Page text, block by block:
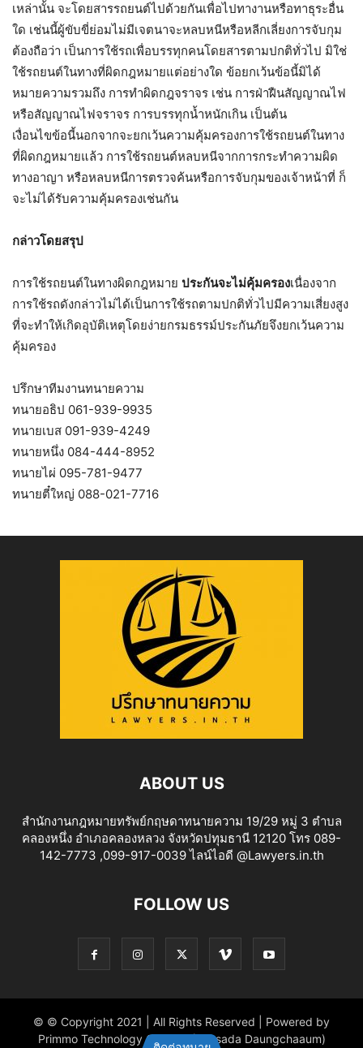
เหล่านั้น จะโดยสารรถยนต์ไปด้วยกันเพื่อไปทางานหรือทาธุระอื่น
ใด เช่นนี้ผู้ขับขี่ย่อมไม่มีเจตนาจะหลบหนีหรือหลีกเลี่ยงการจับกุม
ต้องถือว่า เป็นการใช้รถเพื่อบรรทุกคนโดยสารตามปกติทั่วไป มิใช่
ใช้รถยนต์ในทางที่ผิดกฎหมายแต่อย่างใด ข้อยกเว้นข้อนี้มิได้
หมายความรวมถึง การทำผิดกฎจราจร เช่น การฝ่าฝืนสัญญาณไฟ
หรือสัญญาณไฟจราจร การบรรทุกน้ำหนักเกิน เป็นต้น
เงื่อนไขข้อนี้นอกจากจะยกเว้นความคุ้มครองการใช้รถยนต์ในทาง
ที่ผิดกฎหมายแล้ว การใช้รถยนต์หลบหนีจากการกระทำความผิด
ทางอาญา หรือหลบหนีการตรวจค้นหรือการจับกุมของเจ้าหน้าที่ ก็
จะไม่ได้รับความคุ้มครองเช่นกัน
กล่าวโดยสรุป
การใช้รถยนต์ในทางผิดกฎหมาย ประกันจะไม่คุ้มครองเนื่องจาก
การใช้รถดังกล่าวไม่ได้เป็นการใช้รถตามปกติทั่วไปมีความเสี่ยงสูง
ที่จะทำให้เกิดอุบัติเหตุโดยง่ายกรมธรรม์ประกันภัยจึงยกเว้นความ
คุ้มครอง
ปรึกษาทีมงานทนายความ
ทนายอธิป 061-939-9935
ทนายเบส 091-939-4249
ทนายหนึ่ง 084-444-8952
ทนายไผ่ 095-781-9477
ทนายตี๋ใหญ่ 088-021-7716
ABOUT US
สำนักงานกฎหมายทรัพย์กฤษดาทนายความ 19/29 หมู่ 3 ตำบล
คลองหนึ่ง อำเภอคลองหลวง จังหวัดปทุมธานี 12120 โทร 089-
142-7773 ,099-917-0039 ไลน์ไอดี @Lawyers.in.th
FOLLOW US
© © Copyright 2021 | All Rights Reserved | Powered by
Primmo Technology Co.,Ltd. (Khitsada Daungchaaum)